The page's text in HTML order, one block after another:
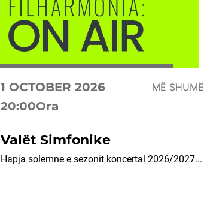
1 OCTOBER 2026 MË SHUMË
20:00Ora
Valët Simfonike
Hapja solemne e sezonit koncertal 2026/2027...